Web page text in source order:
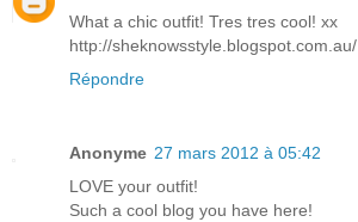
What a chic outfit! Tres tres cool! xx
http://sheknowsstyle.blogspot.com.au/
Répondre
Anonyme 27 mars 2012 à 05:42
LOVE your outfit!
Such a cool blog you have here!